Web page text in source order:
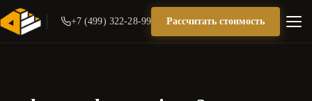
+7 (499) 322-28-99 Рассчитать стоимость